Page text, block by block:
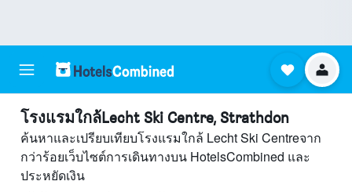
โรงแรมใกล้Lecht Ski Centre, Strathdon
ค้นหาและเปรียบเทียบโรงแรมใกล้ Lecht Ski Centreจาก
กว่าร้อยเว็บไซต์การเดินทางบน HotelsCombined และ
ประหยัดเงิน